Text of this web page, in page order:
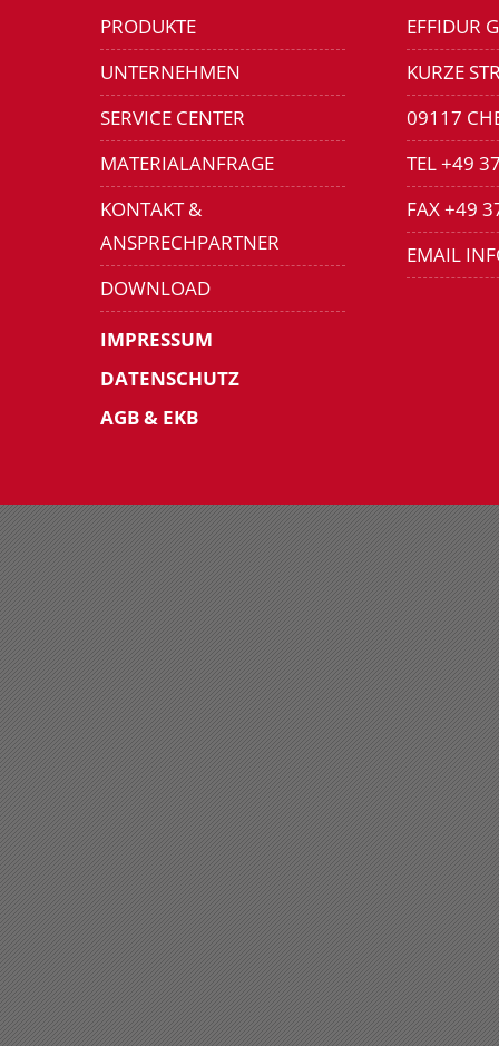
PRODUKTE
UNTERNEHMEN
SERVICE CENTER
MATERIALANFRAGE
KONTAKT &
ANSPRECHPARTNER
DOWNLOAD
IMPRESSUM
DATENSCHUTZ
AGB & EKB
EFFIDUR
KURZE
09117
TEL +49
FAX +49
EMAIL